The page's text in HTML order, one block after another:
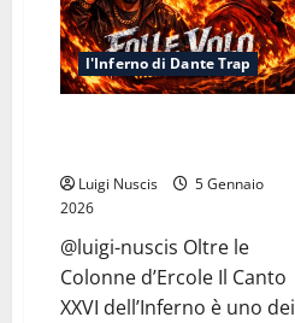
l'Inferno di Dante Trap
Luigi Nuscis
5 Gennaio
2026
@luigi-nuscis Oltre le
Colonne d’Ercole Il Canto
XXVI dell’Inferno è uno dei